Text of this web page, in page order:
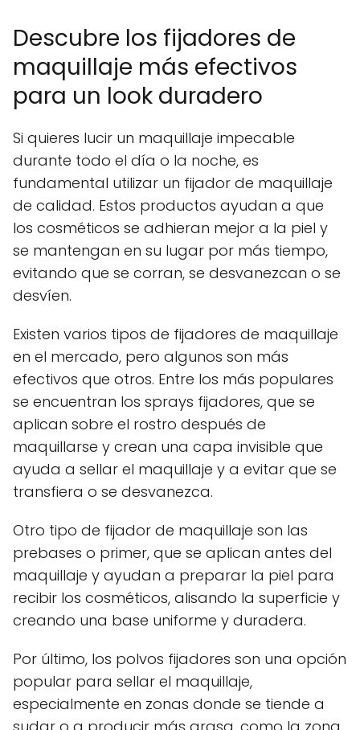
Descubre los fijadores de
maquillaje más efectivos
para un look duradero
Si quieres lucir un maquillaje impecable
durante todo el día o la noche, es
fundamental utilizar un fijador de maquillaje
de calidad. Estos productos ayudan a que
los cosméticos se adhieran mejor a la piel y
se mantengan en su lugar por más tiempo,
evitando que se corran, se desvanezcan o se
desvíen.
Existen varios tipos de fijadores de maquillaje
en el mercado, pero algunos son más
efectivos que otros. Entre los más populares
se encuentran los sprays fijadores, que se
aplican sobre el rostro después de
maquillarse y crean una capa invisible que
ayuda a sellar el maquillaje y a evitar que se
transfiera o se desvanezca.
Otro tipo de fijador de maquillaje son las
prebases o primer, que se aplican antes del
maquillaje y ayudan a preparar la piel para
recibir los cosméticos, alisando la superficie y
creando una base uniforme y duradera.
Por último, los polvos fijadores son una opción
popular para sellar el maquillaje,
especialmente en zonas donde se tiende a